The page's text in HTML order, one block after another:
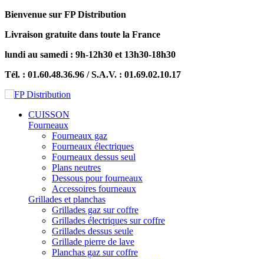
Bienvenue sur FP Distribution
Livraison gratuite dans toute la France
lundi au samedi : 9h-12h30 et 13h30-18h30
Tél. : 01.60.48.36.96 / S.A.V. : 01.69.02.10.17
CUISSON
Fourneaux
Fourneaux gaz
Fourneaux électriques
Fourneaux dessus seul
Plans neutres
Dessous pour fourneaux
Accessoires fourneaux
Grillades et planchas
Grillades gaz sur coffre
Grillades électriques sur coffre
Grillades dessus seule
Grillade pierre de lave
Planchas gaz sur coffre